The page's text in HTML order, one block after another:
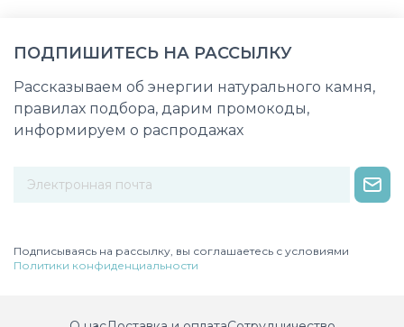
ПОДПИШИТЕСЬ НА РАССЫЛКУ
Рассказываем об энергии натурального камня,
правилах подбора, дарим промокоды,
информируем о распродажах
Подписываясь на рассылку, вы соглашаетесь с условиями
Политики конфиденциальности